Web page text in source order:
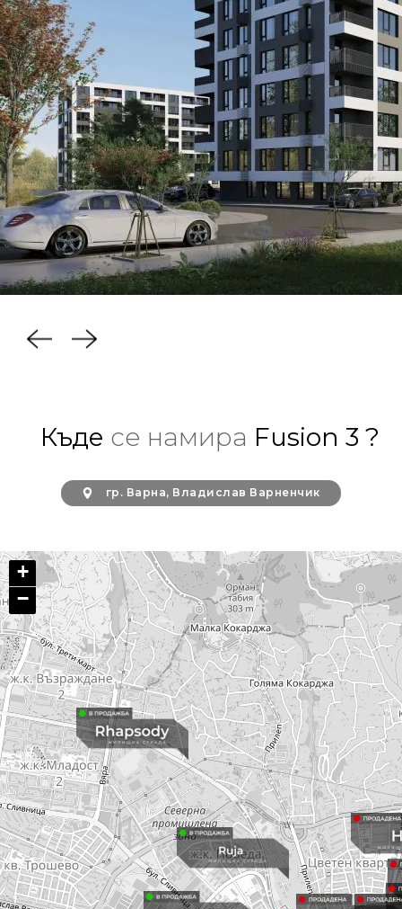
Къде се намира Fusion 3 ?
гр. Варна, Владислав Варненчик
+
−